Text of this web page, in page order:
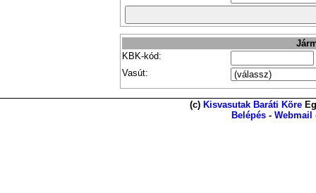
KBK-kód:
Vasút:
(c) Kisvasutak Baráti Köre
Belépés - Webmail